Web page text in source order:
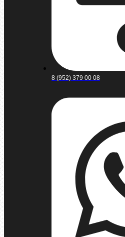
8 (952) 379 00 08